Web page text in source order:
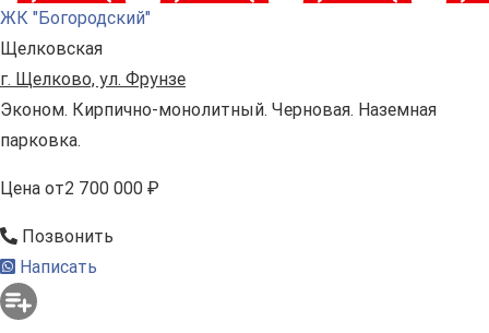
ЖК "Богородский"
Щелковская
г. Щелково, ул. Фрунзе
Эконом. Кирпично-монолитный. Черновая. Наземная
парковка.
Цена от2 700 000 ₽
Позвонить
Написать